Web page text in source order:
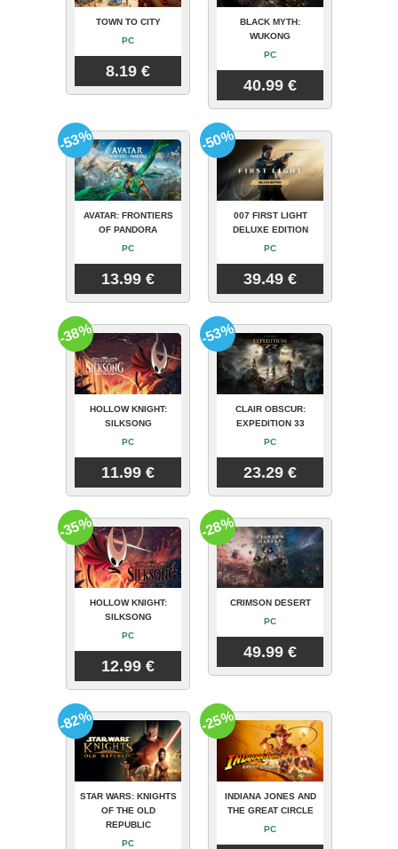
TOWN TO CITY
PC
8.19 €
BLACK MYTH:
WUKONG
PC
40.99 €
AVATAR: FRONTIERS
OF PANDORA
PC
13.99 €
-53%
007 FIRST LIGHT
DELUXE EDITION
PC
39.49 €
-50%
HOLLOW KNIGHT:
SILKSONG
PC
11.99 €
-38%
CLAIR OBSCUR:
EXPEDITION 33
PC
23.29 €
-53%
HOLLOW KNIGHT:
SILKSONG
PC
12.99 €
-35%
CRIMSON DESERT
PC
49.99 €
-28%
STAR WARS: KNIGHTS
OF THE OLD
REPUBLIC
PC
-82%
INDIANA JONES AND
THE GREAT CIRCLE
PC
-25%